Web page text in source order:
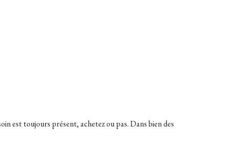
est toujours présent, achetez ou pas. Dans bien des